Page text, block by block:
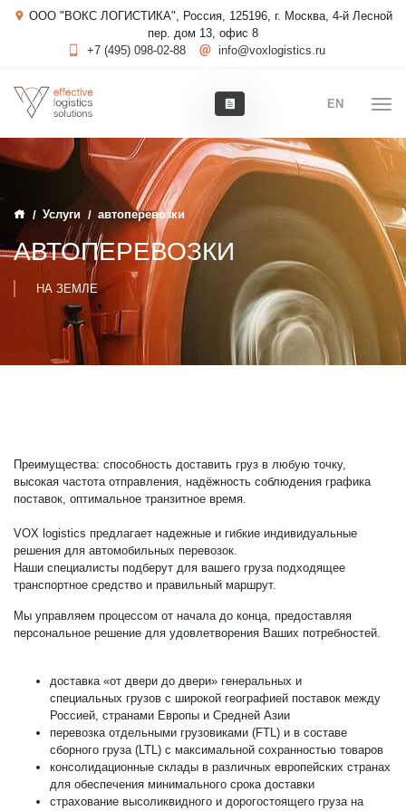
ООО "ВОКС ЛОГИСТИКА", Россия, 125196, г. Москва, 4-й Лесной
пер. дом 13, офис 8
+7 (495) 098-02-88
info@voxlogistics.ru
EN
Услуги автоперевозки
АВТОПЕРЕВОЗКИ
НА ЗЕМЛЕ
Преимущества: способность доставить груз в любую точку,
высокая частота отправления, надёжность соблюдения графика
поставок, оптимальное транзитное время.
VOX logistics предлагает надежные и гибкие индивидуальные
решения для автомобильных перевозок.
Наши специалисты подберут для вашего груза подходящее
транспортное средство и правильный маршрут.
Мы управляем процессом от начала до конца, предоставляя
персональное решение для удовлетворения Ваших потребностей.
доставка «от двери до двери» генеральных и
специальных грузов с широкой географией поставок между
Россией, странами Европы и Средней Азии
перевозка отдельными грузовиками (FTL) и в составе
сборного груза (LTL) с максимальной сохранностью товаров
консолидационные склады в различных европейских странах
для обеспечения минимального срока доставки
страхование высоликвидного и дорогостоящего груза на